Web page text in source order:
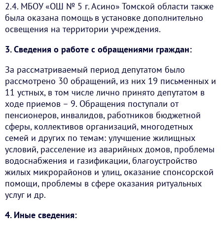
2.4. МБОУ «ОШ № 5 г. Асино» Томской области также
была оказана помощь в установке дополнительно
освещения на территории учреждения.
3. Сведения о работе с обращениями граждан:
За рассматриваемый период депутатом было
рассмотрено 30 обращений, из них 19 письменных и
11 устных, в том числе лично принято депутатом в
ходе приемов – 9. Обращения поступали от
пенсионеров, инвалидов, работников бюджетной
сферы, коллективов организаций, многодетных
семей и других по темам: улучшение жилищных
условий, расселение из аварийных домов, проблемы
водоснабжения и газификации, благоустройство
жилых микрорайонов и улиц, оказание спонсорской
помощи, проблемы в сфере оказания ритуальных
услуг и др.
4. Иные сведения: